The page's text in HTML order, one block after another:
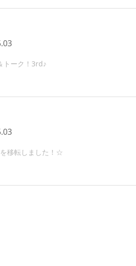
トーク！3rd♪
移転しました！☆